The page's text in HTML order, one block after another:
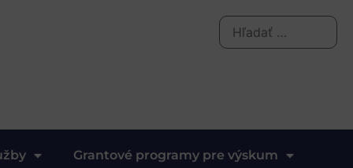
Grantové programy pre výskum